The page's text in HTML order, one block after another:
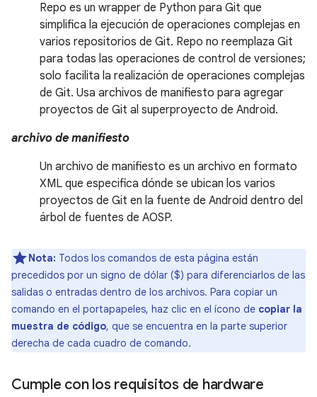
Repo es un wrapper de Python para Git que
simplifica la ejecución de operaciones complejas en
varios repositorios de Git. Repo no reemplaza Git
para todas las operaciones de control de versiones;
solo facilita la realización de operaciones complejas
de Git. Usa archivos de manifiesto para agregar
proyectos de Git al superproyecto de Android.
archivo de manifiesto
Un archivo de manifiesto es un archivo en formato
XML que especifica dónde se ubican los varios
proyectos de Git en la fuente de Android dentro del
árbol de fuentes de AOSP.
Nota: Todos los comandos de esta página están
precedidos por un signo de dólar ($) para diferenciarlos de las
salidas o entradas dentro de los archivos. Para copiar un
comando en el portapapeles, haz clic en el ícono de copiar la
muestra de código, que se encuentra en la parte superior
derecha de cada cuadro de comando.
Cumple con los requisitos de hardware